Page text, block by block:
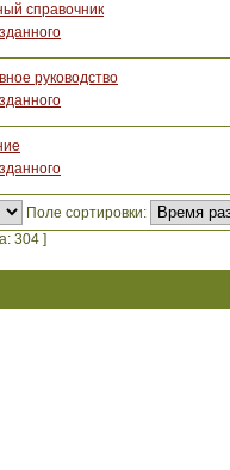
справочник
руководство
Поле сортировки:
304 ]